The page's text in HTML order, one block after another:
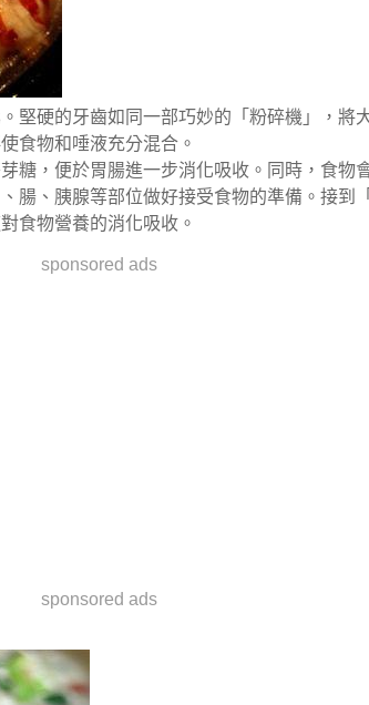
堅硬的牙齒如同一部巧妙的「粉碎機」，將
食物和唾液充分混合。
糖 ，便於胃腸進一步消化吸收。同時，食物
腸、胰腺等部位做好接受食物的準備。接到
食物營養的消化吸收。
sponsored ads
sponsored ads